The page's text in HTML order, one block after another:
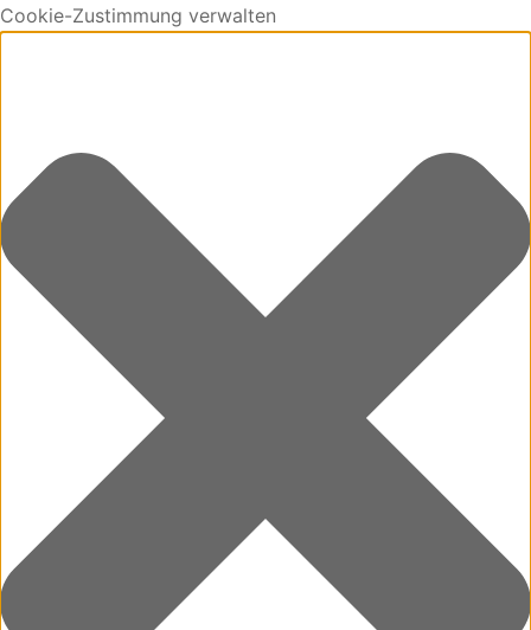
Cookie-Zustimmung verwalten
Cart0
No products in the cart.